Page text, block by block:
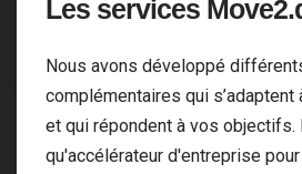
Les services
Nous avons développé
complémentaires qui s’adaptent
et qui répondent à vos objectifs.
qu'accélérateur d'entreprise